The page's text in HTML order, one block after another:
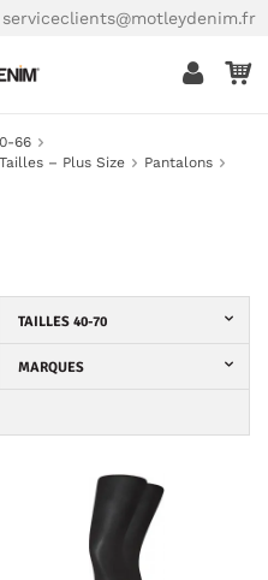
serviceclients@motleydenim.fr
66
– Plus Size
Pantalons
TAILLES 40-70
MARQUES